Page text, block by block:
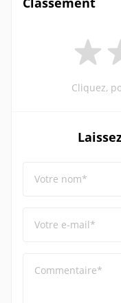
Cliquez,
Votre nom*
Votre e-mail*
Commentaire*